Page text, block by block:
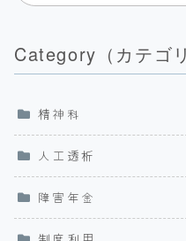
Category（カテゴ
精神科
人工透析
障害年金